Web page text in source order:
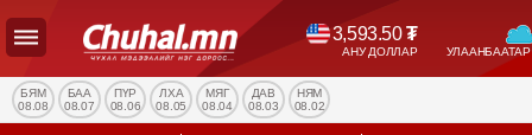
3,593.50₮
АНУ ДОЛЛАР
УЛС
ТӨР
НИЙГЭМ
БЯМ
08.08
БАА
08.07
ПҮР
08.06
ЛХА
08.05
МЯГ
08.04
ДАВ
08.03
НЯМ
08.02